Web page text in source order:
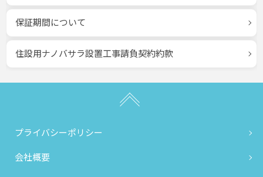
保証期間について
住設用ナノバサラ設置工事請負契約約款
プライバシーポリシー
会社概要